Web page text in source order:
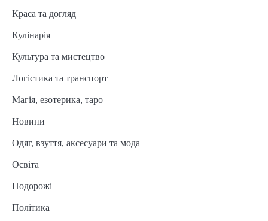
Краса та догляд
Кулінарія
Культура та мистецтво
Логістика та транспорт
Магія, езотерика, таро
Новини
Одяг, взуття, аксесуари та мода
Освіта
Подорожі
Політика